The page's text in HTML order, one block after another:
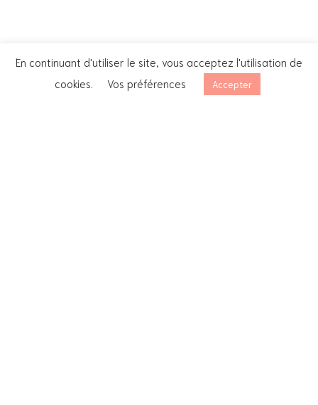
En continuant d'utiliser le site, vous acceptez l'utilisation de
cookies.
Vos préférences Accepter